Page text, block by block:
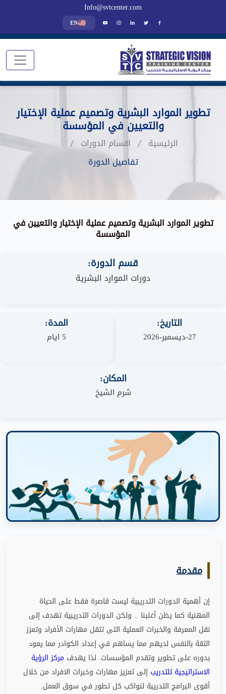
Info@svtcenter.com
EN
تطوير الموارد البشرية وتصميم عملية الإختيار
والتعيين في المؤسسة
الرئيسية
اقسام الدورات
تفاصيل الدورة
تطوير الموارد البشرية وتصميم عملية الإختيار والتعيين في
المؤسسة
قسم الدورة:
دورات الموارد البشرية
التاريخ:
27-ديسمبر-2026
المدة:
5 ايام
المكان:
شرم الشيخ
مقدمة
إن أهمية الدورات التدريبية ليست قاصرة فقط على الحياة
المهنية كما يظن أغلبنا .. ولكن الدورات التدريبية تهدف إلى
نقل المعرفة والخبرات العملية التى تثقل مهارات الأفراد وتعزز
الثقة بالنفس لديهم مما يساهم في إعداد الكوادر مما يعود
بدوره على تطوير وتقدم المؤسسات. لذا يهدف مركز الرؤية
الاستراتيجية للتدريب إلى تعزيز مهارات وخبرات الافراد من خلال
أقوى البرامج التدريبة لنواكب كل تطور في سوق العمل.